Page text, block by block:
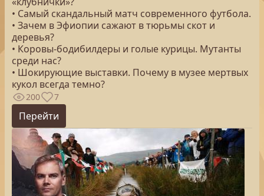
• Самый скандальный матч современного футбола.
• Зачем в Эфиопии сажают в тюрьмы скот и
деревья?
• Коровы-бодибилдеры и голые курицы. Мутанты
среди нас?
• Шокирующие выставки. Почему в музее мертвых
кукол всегда темно?
200 7
Перейти